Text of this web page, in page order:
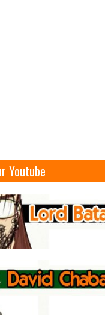
Youtube